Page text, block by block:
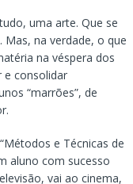
uma arte. Que se
na verdade, o que
na véspera dos
e consolidar
“marrões”, de
e Técnicas de
aluno com sucesso
vai ao cinema,